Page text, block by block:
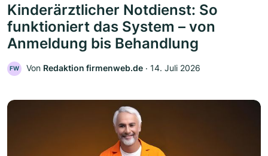
Kinderärztlicher Notdienst: So
funktioniert das System – von
Anmeldung bis Behandlung
FW Von Redaktion firmenweb.de ‧ 14. Juli 2026